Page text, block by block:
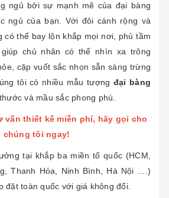
ngủ bởi sự mạnh mẽ của đại bàng
ngủ của bạn. Với đôi cánh rộng và
có thể bay lộn khắp mọi nơi, phủ tầm
chủ nhân có thể nhìn xa trông
cặp vuốt sắc nhọn sẵn sàng trừng
tôi có nhiều mẫu tượng đại bàng
và mầu sắc phong phú.
vấn thiết kế miễn phí, hãy gọi cho
chúng tôi ngay!
tại khắp ba miền tổ quốc (HCM,
Thanh Hóa, Ninh Bình, Hà Nội ....)
đặt toàn quốc với giá không đổi.